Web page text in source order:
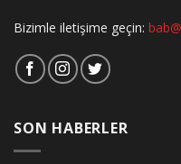
Bizimle iletişime geçin:
SON HABERLER